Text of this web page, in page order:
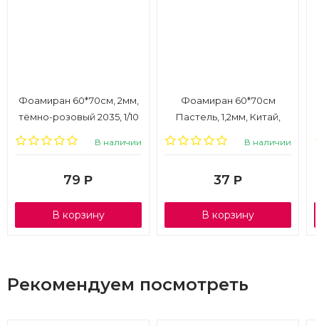
Фоамиран 60*70см, 2мм,
тёмно-розовый 2035, 1/10
В наличии
79 Р
В корзину
Фоамиран 60*70см
Пастель, 1,2мм, Китай,
сакура, 1/10
В наличии
37 Р
В корзину
Рекомендуем посмотреть